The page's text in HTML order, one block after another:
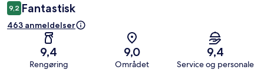
9,2 Fantastisk
463 anmeldelser
9,4
Rengøring
9,0
Området
9,4
Service og personale